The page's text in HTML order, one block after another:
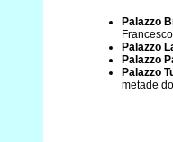
Palazzo
Palazzo
Palazzo
Palazzo
metade